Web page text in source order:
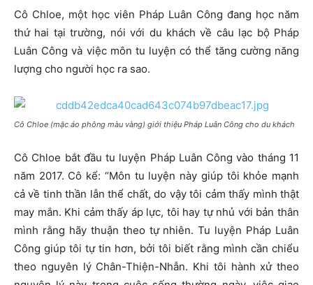
Cô Chloe, một học viên Pháp Luân Công đang học năm
thứ hai tại trường, nói với du khách về câu lạc bộ Pháp
Luân Công và việc môn tu luyện có thể tăng cường năng
lượng cho người học ra sao.
Cô Chloe (mặc áo phông màu vàng) giới thiệu Pháp Luân Công cho du khách
Cô Chloe bắt đầu tu luyện Pháp Luân Công vào tháng 11
năm 2017. Cô kể: “Môn tu luyện này giúp tôi khỏe mạnh
cả về tinh thần lẫn thể chất, do vậy tôi cảm thấy mình thật
may mắn. Khi cảm thấy áp lực, tôi hay tự nhủ với bản thân
mình rằng hãy thuận theo tự nhiên. Tu luyện Pháp Luân
Công giúp tôi tự tin hơn, bởi tôi biết rằng mình cần chiểu
theo nguyên lý Chân-Thiện-Nhẫn. Khi tôi hành xử theo